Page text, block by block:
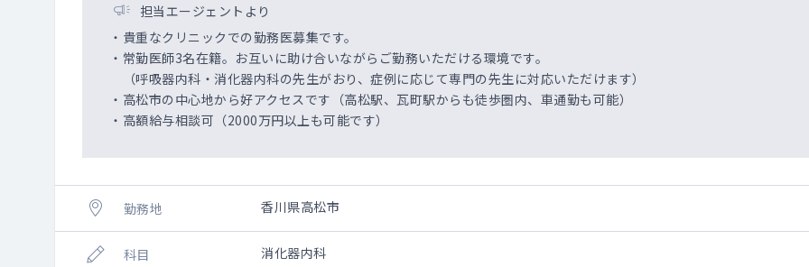
担当エージェントより
・貴重なクリニックでの勤務医募集です。
・常勤医師3名在籍。お互いに助け合いながらご勤務いただける環境です。
（呼吸器内科・消化器内科の先生がおり、症例に応じて専門の先生に対応いただけます）
・高松市の中心地から好アクセスです（高松駅、瓦町駅からも徒歩圏内、車通勤も可能）
・高額給与相談可（2000万円以上も可能です）
勤務地 香川県高松市
科目 消化器内科